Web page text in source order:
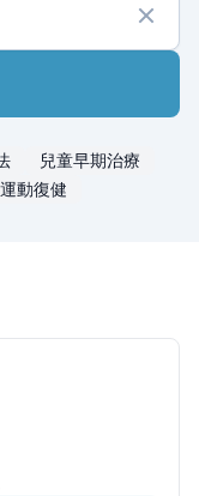
兒童早期治療
運動復健